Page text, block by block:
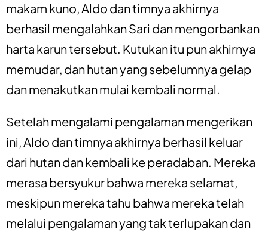
makam kuno, Aldo dan timnya akhirnya
berhasil mengalahkan Sari dan mengorbankan
harta karun tersebut. Kutukan itu pun akhirnya
memudar, dan hutan yang sebelumnya gelap
dan menakutkan mulai kembali normal.
Setelah mengalami pengalaman mengerikan
ini, Aldo dan timnya akhirnya berhasil keluar
dari hutan dan kembali ke peradaban. Mereka
merasa bersyukur bahwa mereka selamat,
meskipun mereka tahu bahwa mereka telah
melalui pengalaman yang tak terlupakan dan